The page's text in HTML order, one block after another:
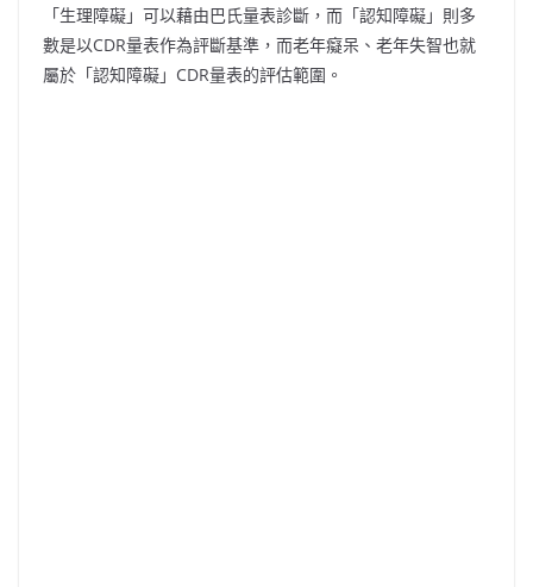
「生理障礙」可以藉由巴氏量表診斷，而「認知障礙」則多
數是以CDR量表作為評斷基準，而老年癡呆、老年失智也就
屬於「認知障礙」CDR量表的評估範圍。